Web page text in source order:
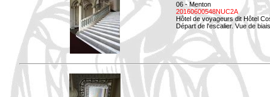
06 - Menton
20160600548NUC2A
Hôtel de voyageurs dit Hôtel
Départ de l'escalier. Vue de